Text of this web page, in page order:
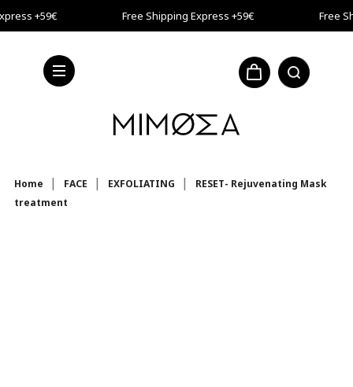
Skip to main content
+59€ Free Shipping Express +59€ Free
Home FACE EXFOLIATING
RESET- Rejuvenating Mask
treatment